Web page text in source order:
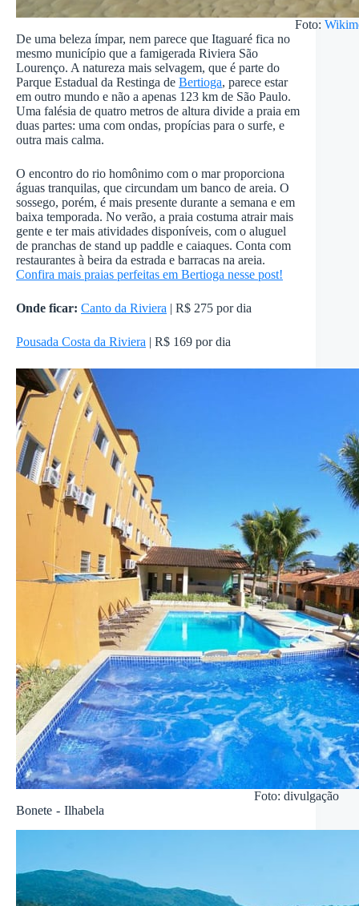
Foto:
De uma beleza ímpar, nem parece que Itaguaré fica no
mesmo município que a famigerada Riviera São
Lourenço. A natureza mais selvagem, que é parte do
Parque Estadual da Restinga de Bertioga, parece estar
em outro mundo e não a apenas 123 km de São Paulo.
Uma falésia de quatro metros de altura divide a praia em
duas partes: uma com ondas, propícias para o surfe, e
outra mais calma.
O encontro do rio homônimo com o mar proporciona
águas tranquilas, que circundam um banco de areia. O
sossego, porém, é mais presente durante a semana e em
baixa temporada. No verão, a praia costuma atrair mais
gente e ter mais atividades disponíveis, com o aluguel
de pranchas de stand up paddle e caiaques. Conta com
restaurantes à beira da estrada e barracas na areia.
Confira mais praias perfeitas em Bertioga nesse post!
Onde ficar: Canto da Riviera | R$ 275 por dia
Pousada Costa da Riviera | R$ 169 por dia
Foto: divulgação
Bonete - Ilhabela